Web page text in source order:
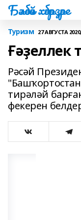
Бәләбәй хәбәрҙәре
Туризм 27 АВГУСТА
Ғәҙеллек
Рәсәй
тирәләй
фекерен